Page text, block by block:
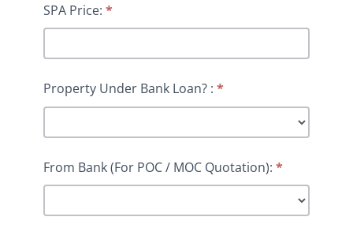
SPA Price: *
Property Under Bank Loan? : *
From Bank (For POC / MOC Quotation): *